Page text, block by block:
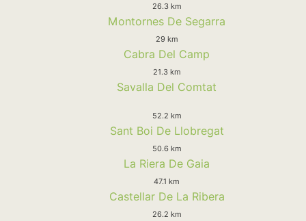
26.3 km
Montornes De Segarra
29 km
Cabra Del Camp
21.3 km
Savalla Del Comtat
52.2 km
Sant Boi De Llobregat
50.6 km
La Riera De Gaia
47.1 km
Castellar De La Ribera
26.2 km